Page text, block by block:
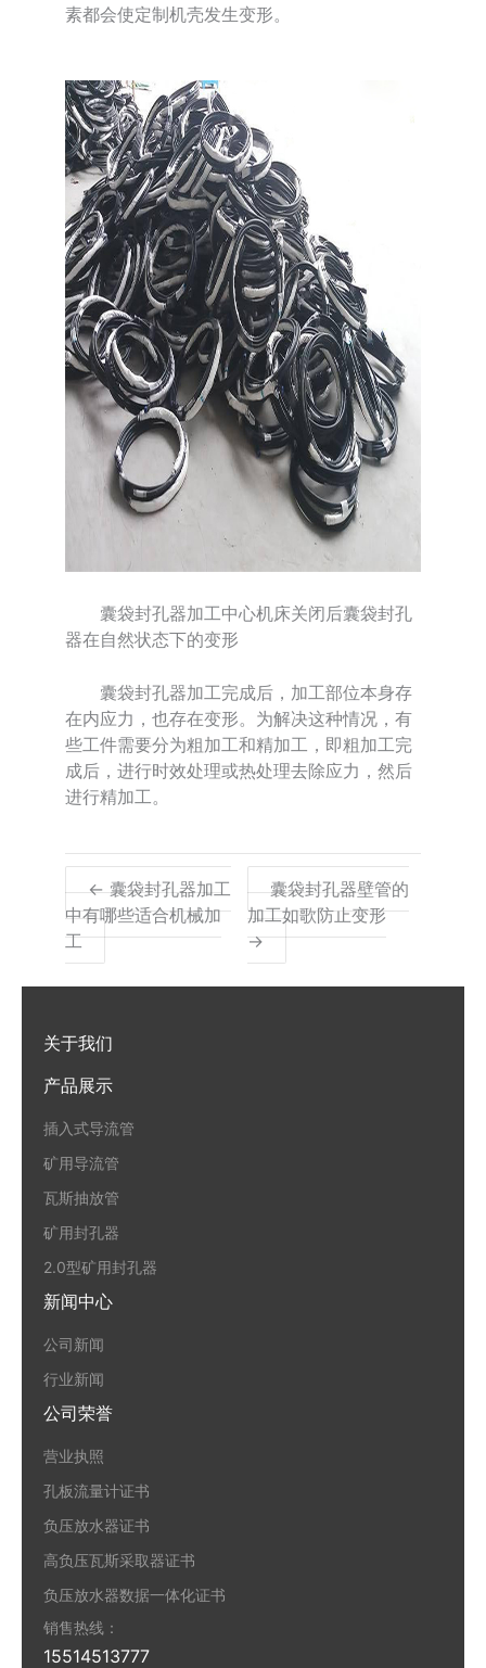
素都会使定制机壳发生变形。
囊袋封孔器加工中心机床关闭后囊袋封孔
器在自然状态下的变形
囊袋封孔器加工完成后，加工部位本身存
在内应力，也存在变形。为解决这种情况，有
些工件需要分为粗加工和精加工，即粗加工完
成后，进行时效处理或热处理去除应力，然后
进行精加工。
← 囊袋封孔器加工
中有哪些适合机械加
工
囊袋封孔器壁管的
加工如歌防止变形
→
关于我们
产品展示
插入式导流管
矿用导流管
瓦斯抽放管
矿用封孔器
2.0型矿用封孔器
新闻中心
公司新闻
行业新闻
公司荣誉
营业执照
孔板流量计证书
负压放水器证书
高负压瓦斯采取器证书
负压放水器数据一体化证书
销售热线：
15514513777